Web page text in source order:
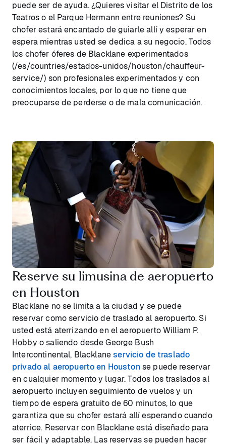
puede ser de ayuda. ¿Quieres visitar el Distrito de los
Teatros o el Parque Hermann entre reuniones? Su
chofer estará encantado de guiarle allí y esperar en
espera mientras usted se dedica a su negocio. Todos
los chofer óferes de Blacklane experimentados
(/es/countries/estados-unidos/houston/chauffeur-
service/) son profesionales experimentados y con
conocimientos locales, por lo que no tiene que
preocuparse de perderse o de mala comunicación.
Reserve su limusina de aeropuerto
en Houston
Blacklane no se limita a la ciudad y se puede
reservar como servicio de traslado al aeropuerto. Si
usted está aterrizando en el aeropuerto William P.
Hobby o saliendo desde George Bush
Intercontinental, Blacklaneservicio de traslado
privado al aeropuerto en Houstonse puede reservar
en cualquier momento y lugar. Todos los traslados al
aeropuerto incluyen seguimiento de vuelos y un
tiempo de espera gratuito de 60 minutos, lo que
garantiza que su chofer estará allí esperando cuando
aterrice. Reservar con Blacklane está diseñado para
ser fácil y adaptable. Las reservas se pueden hacer